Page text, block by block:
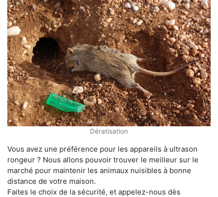
Dératisation
Vous avez une préférence pour les appareils à ultrason
rongeur ? Nous allons pouvoir trouver le meilleur sur le
marché pour maintenir les animaux nuisibles à bonne
distance de votre maison.
Faites le choix de la sécurité, et appelez-nous dès